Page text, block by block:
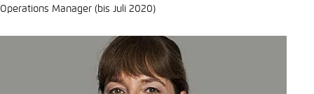
Operations Manager (bis Juli 2020)